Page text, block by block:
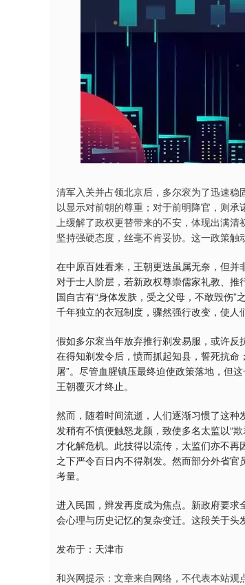
清军入关并占领北京后，多尔衮为了迅速稳
以显示对前朝的尊重；对于前明降官，则
上缓解了政权更替带来的不安，体现出满清
坚持强硬态度，丝毫不肯妥协。这一政策触
在中原百姓看来，王朝更迭虽属无奈，但并
对于士人阶层，若新政权尊崇儒家礼教、推
国自古有“身体发肤，受之父母，不敢毁伤
千年独立的衣冠制度，骤然强行改变，使人
假如多尔衮当年放弃推行剃发易服，或许
在得知剃发令后，愤而抓起知县，誓死抗
屠”。尽管血腥镇压最终迫使政策落地，但
王朝覆灭才终止。
然而，随着时间流逝，人们逐渐习惯了这
发稍有不慎便触怒龙颜，致使多名太监以“
才化解危机。此技得以流传，太监们亦不
之下严令百日内不得剃发。然而部分外省
考量。
进入民国，辫发再度成为焦点。新政府要求
会心理与历史记忆的复杂变迁。这段关于头
发布于：天津市
和兴网提示：文章来自网络，不代表本站观